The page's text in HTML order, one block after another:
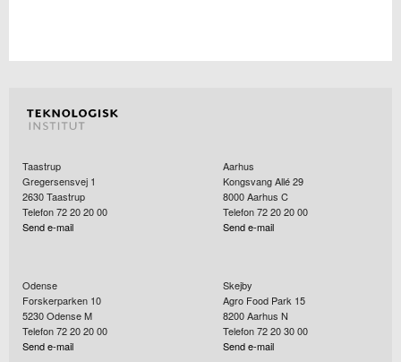
Taastrup
Gregersensvej 1
2630Taastrup
Telefon 72 20 20 00
Send e-mail
Aarhus
Kongsvang Allé 29
8000Aarhus C
Telefon 72 20 20 00
Send e-mail
Odense
Forskerparken 10
5230Odense M
Telefon 72 20 20 00
Send e-mail
Skejby
Agro Food Park 15
8200Aarhus N
Telefon 72 20 30 00
Send e-mail